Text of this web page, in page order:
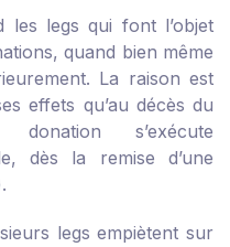
les legs qui font l’objet
quand bien même
La raison est
effets qu’au décès du
s’exécute
dès la remise d’une
legs empiètent sur